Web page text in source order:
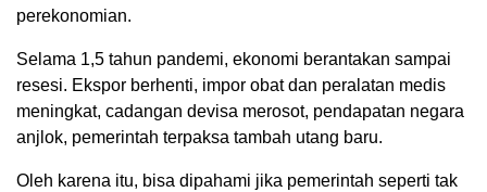
perekonomian.
Selama 1,5 tahun pandemi, ekonomi berantakan sampai
resesi. Ekspor berhenti, impor obat dan peralatan medis
meningkat, cadangan devisa merosot, pendapatan negara
anjlok, pemerintah terpaksa tambah utang baru.
Oleh karena itu, bisa dipahami jika pemerintah seperti tak